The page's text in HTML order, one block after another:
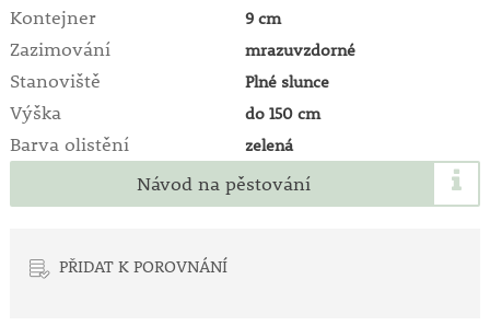
Kontejner 9 cm
Zazimování mrazuvzdorné
Stanoviště Plné slunce
Výška do 150 cm
Barva olistění zelená
Návod na pěstování
PŘIDAT K POROVNÁNÍ